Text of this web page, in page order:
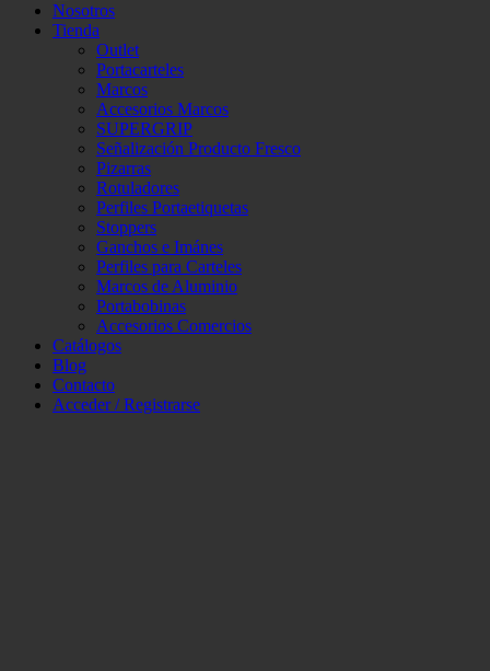
Nosotros
Tienda
Outlet
Portacarteles
Marcos
Accesorios Marcos
SUPERGRIP
Señalización Producto Fresco
Pizarras
Rotuladores
Perfiles Portaetiquetas
Stoppers
Ganchos e Imánes
Perfiles para Carteles
Marcos de Aluminio
Portabobinas
Accesorios Comercios
Catálogos
Blog
Contacto
Acceder / Registrarse